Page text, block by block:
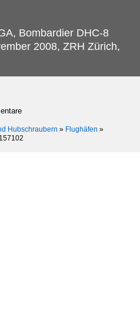
Bombardier DHC-8
2008, ZRH Zürich,
Hubschraubern » Flughäfen »